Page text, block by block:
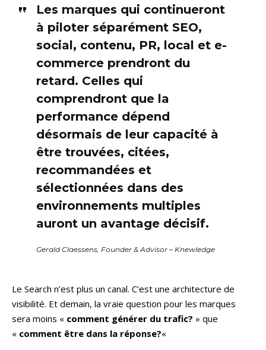
Les marques qui continueront
à piloter séparément SEO,
social, contenu, PR, local et e-
commerce prendront du
retard. Celles qui
comprendront que la
performance dépend
désormais de leur capacité à
être trouvées, citées,
recommandées et
sélectionnées dans des
environnements multiples
auront un avantage décisif.
Gerald Claessens, Founder & Advisor – Knewledge
Le Search n’est plus un canal. C’est une architecture de
visibilité. Et demain, la vraie question pour les marques
sera moins « comment générer du trafic? » que
« comment être dans la réponse?«